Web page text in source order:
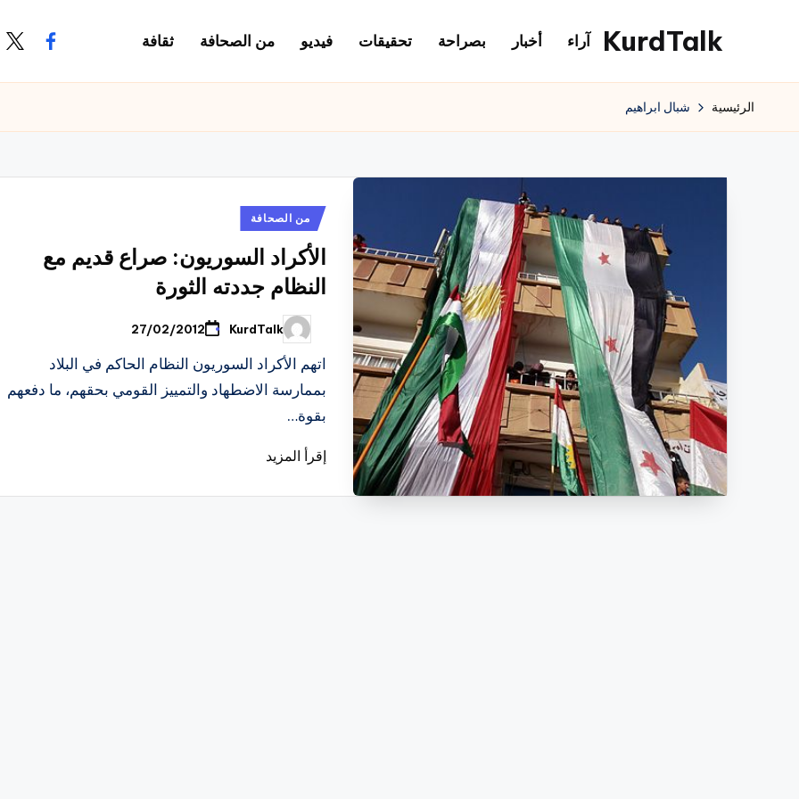
المحتوى
KurdTalk
اخبار
آراء أخبار بصراحة تحقيقات فيديو من الصحافة ثقافة
الرئيسية شبال ابراهيم
نُشر
في
من الصحافة
الأكراد السوريون: صراع قديم مع
النظام جددته الثورة
تمّ
النشر
بواسطة
KurdTalk
27/02/2012
اتهم الأكراد السوريون النظام الحاكم في البلاد
بممارسة الاضطهاد والتمييز القومي بحقهم، ما دفعهم
بقوة…
إقرأ المزيد